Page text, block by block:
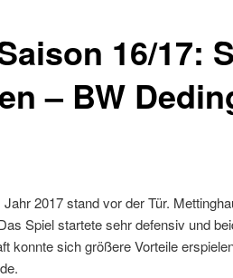
16/17:
– BW
2017 stand vor der Tür.
Spiel startete sehr defensiv und
konnte sich größere Vorteile